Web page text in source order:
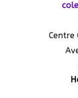
Centre